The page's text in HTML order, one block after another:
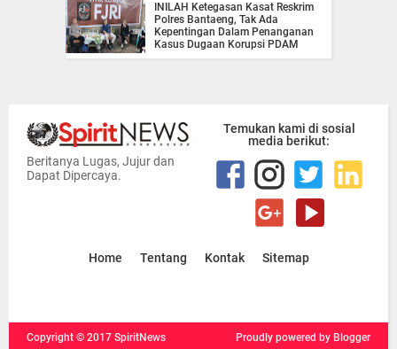
INILAH Ketegasan Kasat Reskrim
Polres Bantaeng, Tak Ada
Kepentingan Dalam Penanganan
Kasus Dugaan Korupsi PDAM
Beritanya Lugas, Jujur dan
Dapat Dipercaya.
Temukan kami di sosial
media berikut:
Home Tentang Kontak Sitemap
Copyright © 2017 SpiritNews Proudly powered by Blogger